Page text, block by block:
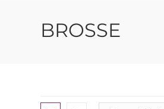
BROSSE